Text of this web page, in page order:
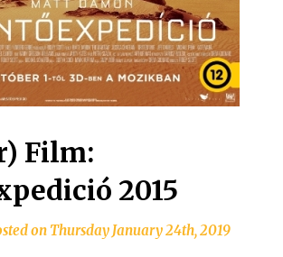
Film:
2015
onThursday January 24th, 2019